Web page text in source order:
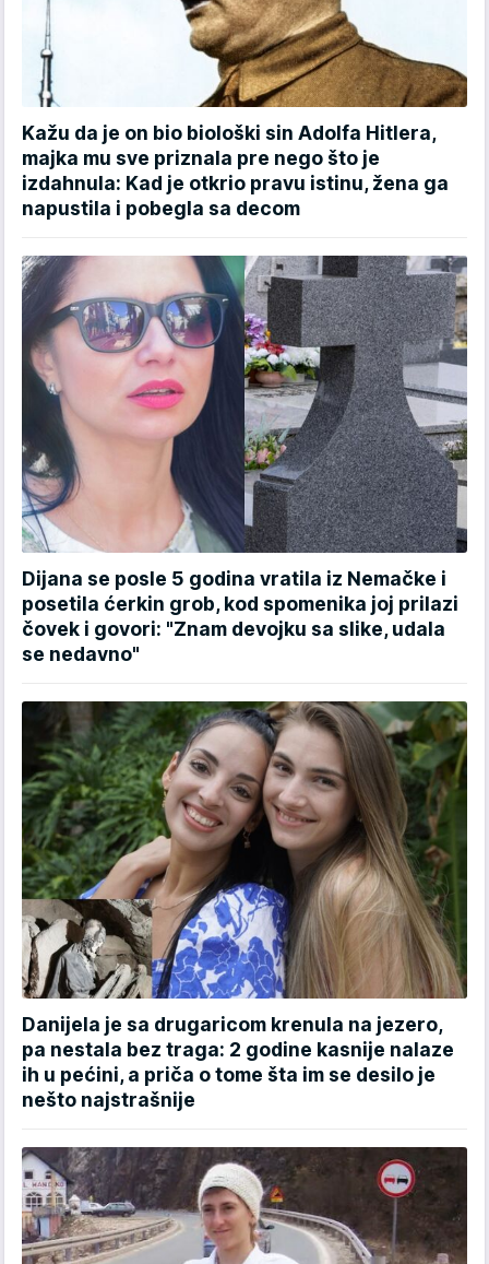
Kažu da je on bio biološki sin Adolfa Hitlera,
majka mu sve priznala pre nego što je
izdahnula: Kad je otkrio pravu istinu, žena ga
napustila i pobegla sa decom
Dijana se posle 5 godina vratila iz Nemačke i
posetila ćerkin grob, kod spomenika joj prilazi
čovek i govori: "Znam devojku sa slike, udala
se nedavno"
Danijela je sa drugaricom krenula na jezero,
pa nestala bez traga: 2 godine kasnije nalaze
ih u pećini, a priča o tome šta im se desilo je
nešto najstrašnije